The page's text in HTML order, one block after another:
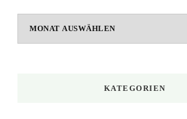
KATEGORIEN